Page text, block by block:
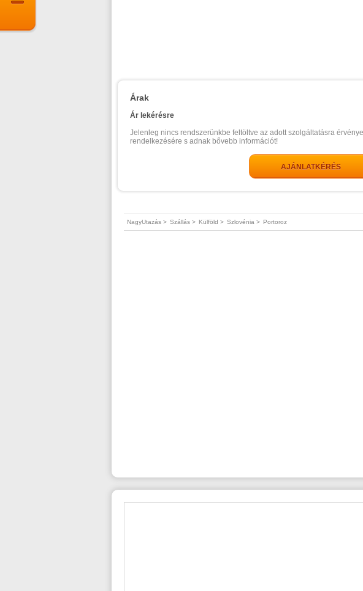
Árak
Ár lekérésre
Jelenleg nincs rendszerünkbe feltöltve az adott szolgáltatásra
rendelkezésére s adnak bővebb információt!
AJÁNLATKÉRÉS
NagyUtazás > Szállás > Külföld > Szlovénia > Portoroz